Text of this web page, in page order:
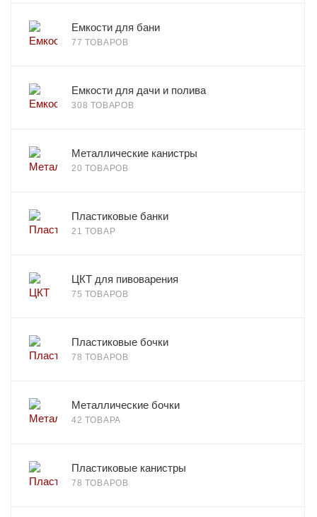
Емкости для бани
77 ТОВАРОВ
Емкости для дачи и полива
308 ТОВАРОВ
Металлические канистры
20 ТОВАРОВ
Пластиковые банки
21 ТОВАР
ЦКТ для пивоварения
75 ТОВАРОВ
Пластиковые бочки
78 ТОВАРОВ
Металлические бочки
42 ТОВАРА
Пластиковые канистры
78 ТОВАРОВ